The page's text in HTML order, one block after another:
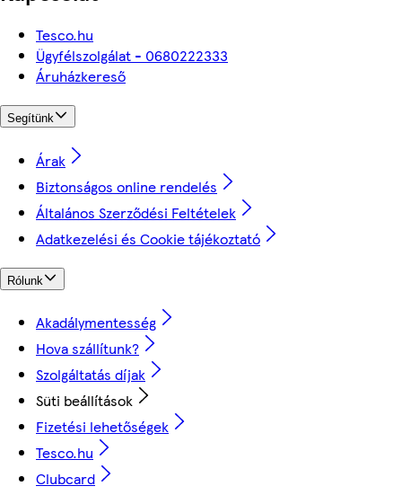
Tesco.hu
Ügyfélszolgálat - 0680222333
Áruházkereső
Segítünk
Árak
Biztonságos online rendelés
Általános Szerződési Feltételek
Adatkezelési és Cookie tájékoztató
Rólunk
Akadálymentesség
Hova szállítunk?
Szolgáltatás díjak
Süti beállítások
Fizetési lehetőségek
Tesco.hu
Clubcard